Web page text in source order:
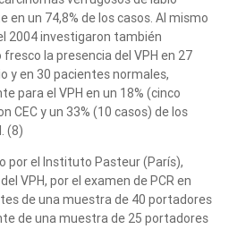
un 74,8% de los casos. Al mismo
2004 investigaron también
la presencia del VPH en 27
y en 30 pacientes normales,
para el VPH en un 18% (cinco
CEC y un 33% (10 casos) de los
(8)
por el Instituto Pasteur (París),
VPH, por el examen de PCR en
de una muestra de 40 portadores
de una muestra de 25 portadores